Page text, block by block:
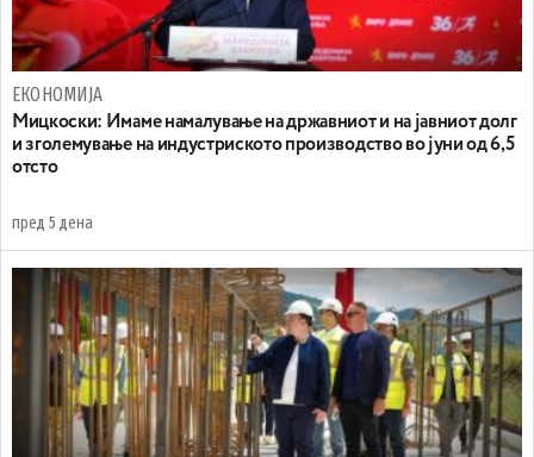
ЕКОНОМИЈА
Mицкоски: Имаме намалување на државниот и на јавниот долг
и зголемување на индустриското производство во јуни од 6,5
отсто
пред 5 дена